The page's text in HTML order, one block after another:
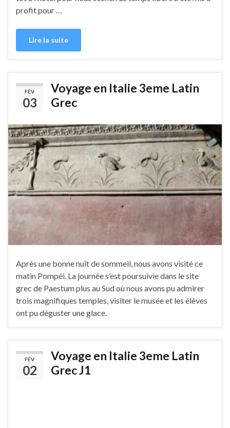
profit pour …
Lire la suite
FÉV
03
Voyage en Italie 3eme Latin
Grec
Après une bonne nuit de sommeil, nous avons visité ce
matin Pompéi. La journée s’est poursuivie dans le site
grec de Paestum plus au Sud où nous avons pu admirer
trois magnifiques temples, visiter le musée et les élèves
ont pu déguster une glace.
FÉV
02
Voyage en Italie 3eme Latin
Grec J1